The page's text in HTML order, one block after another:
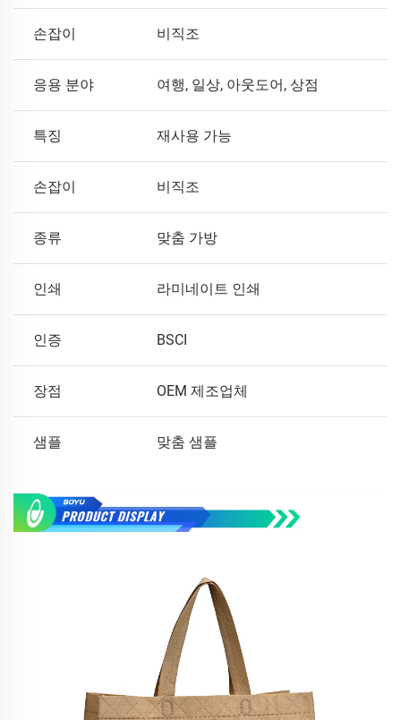
손잡이 비직조
응용 분야 여행, 일상, 아웃도어, 상점
특징 재사용 가능
손잡이 비직조
종류 맞춤 가방
인쇄 라미네이트 인쇄
인증 BSCI
장점 OEM 제조업체
샘플 맞춤 샘플